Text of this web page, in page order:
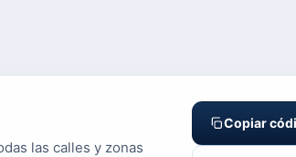
las calles y zonas
Copiar